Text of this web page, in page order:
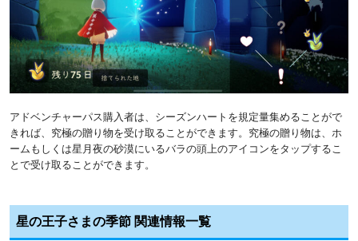
アドベンチャーパス購入者は、シーズンハートを規定量集めることがで
きれば、究極の贈り物を受け取ることができます。究極の贈り物は、ホ
ームもしくは星月夜の砂漠にいるバラの頭上のアイコンをタップするこ
とで受け取ることができます。
星の王子さまの季節 関連情報一覧